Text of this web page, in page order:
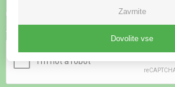
pravilnik o zasebnosti
Varnostni pregled
Zavrnite
Dovolite vse